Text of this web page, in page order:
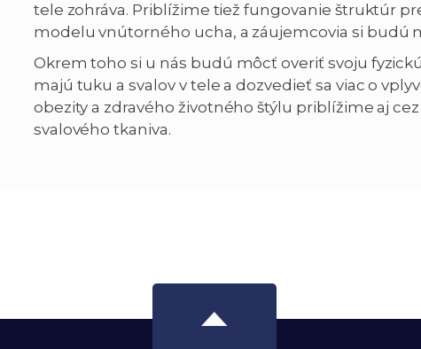
tele zohráva. Priblížime tiež fungovanie štruktúr
modelu vnútorného ucha, a záujemcovia si budú
Okrem toho si u nás budú môcť overiť svoju
majú tuku a svalov v tele a dozvedieť sa viac o
obezity a zdravého životného štýlu priblížime aj
svalového tkaniva.